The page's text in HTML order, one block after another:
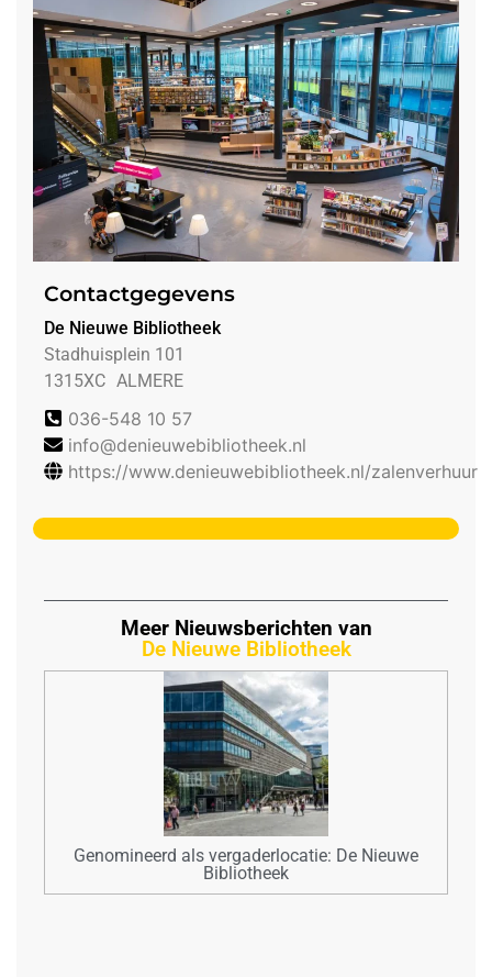
Contactgegevens
De Nieuwe Bibliotheek
Stadhuisplein 101
1315XC ALMERE
036-548 10 57
info@denieuwebibliotheek.nl
https://www.denieuwebibliotheek.nl/zalenverhuur
Meer Nieuwsberichten van
De Nieuwe Bibliotheek
Genomineerd als vergaderlocatie: De Nieuwe
Bibliotheek